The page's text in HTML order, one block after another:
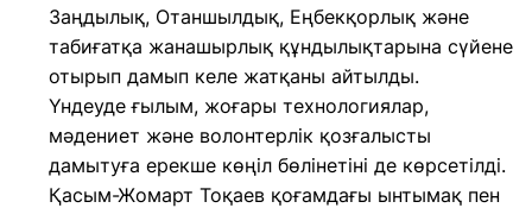
Заңдылық, Отаншылдық, Еңбекқорлық және
табиғатқа жанашырлық құндылықтарына сүйене
отырып дамып келе жатқаны айтылды.
Үндеуде ғылым, жоғары технологиялар,
мәдениет және волонтерлік қозғалысты
дамытуға ерекше көңіл бөлінетіні де көрсетілді.
Қасым-Жомарт Тоқаев қоғамдағы ынтымақ пен